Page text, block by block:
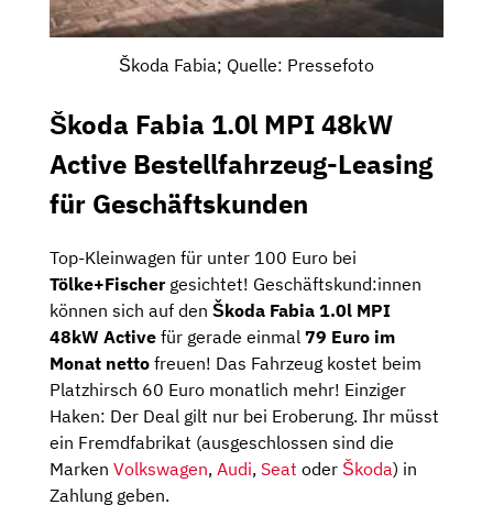
Škoda Fabia; Quelle: Pressefoto
Škoda Fabia 1.0l MPI 48kW
Active Bestellfahrzeug-Leasing
für Geschäftskunden
Top-Kleinwagen für unter 100 Euro bei
Tölke+Fischer gesichtet! Geschäftskund:innen
können sich auf den Škoda Fabia 1.0l MPI
48kW Active für gerade einmal 79 Euro im
Monat netto freuen! Das Fahrzeug kostet beim
Platzhirsch 60 Euro monatlich mehr! Einziger
Haken: Der Deal gilt nur bei Eroberung. Ihr müsst
ein Fremdfabrikat (ausgeschlossen sind die
Marken Volkswagen, Audi, Seat oder Škoda) in
Zahlung geben.